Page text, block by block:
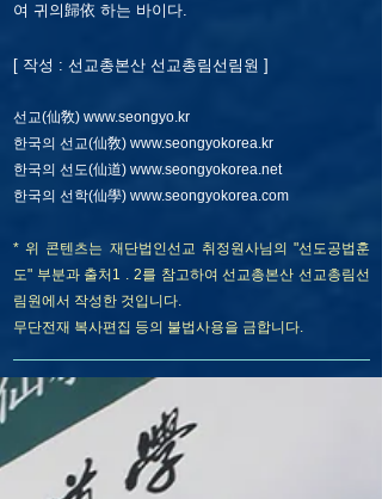
여 귀의歸依 하는 바이다.
​[ 작성 : 선교총본산 선교총림선림원 ]
선교(仙敎) www.seongyo.kr
한국의 선교(仙敎) www.seongyokorea.kr
한국의 선도(仙道) www.seongyokorea.net
​한국의 선학(仙學) www.seongyokorea.com
* 위 콘텐츠는 재단법인선교 취정원사님의 "선도공법훈
도" 부분과 출처1 . 2를 참고하여 선교총본산 선교총림선
림원에서 작성한 것입니다.
무단전재 복사편집 등의 불법사용을 금합니다.